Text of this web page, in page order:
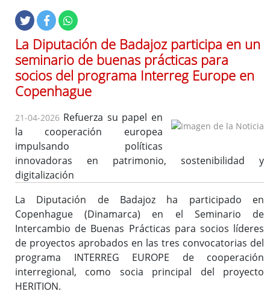
Proyectos Activos
Proyectos Finalizados
EDUSI
Instrucción para la tramitación de expedientes financiados
Jornadas
Áreas Urbanas Funcionales
Documentos
La Diputación de Badajoz participa en un
seminario de buenas prácticas para
socios del programa Interreg Europe en
Copenhague
21-04-2026 Refuerza su papel en
la cooperación europea
impulsando políticas
innovadoras en patrimonio, sostenibilidad y
digitalización
La Diputación de Badajoz ha participado en
Copenhague (Dinamarca) en el Seminario de
Intercambio de Buenas Prácticas para socios líderes
de proyectos aprobados en las tres convocatorias del
programa INTERREG EUROPE de cooperación
interregional, como socia principal del proyecto
HERITION.